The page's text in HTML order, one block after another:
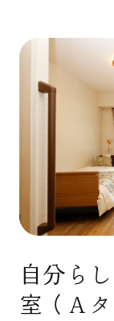
自分ら
室（Ａ